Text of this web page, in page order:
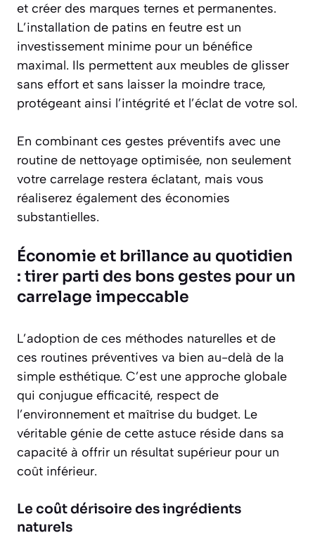
et créer des marques ternes et permanentes.
L’installation de patins en feutre est un
investissement minime pour un bénéfice
maximal. Ils permettent aux meubles de glisser
sans effort et sans laisser la moindre trace,
protégeant ainsi l’intégrité et l’éclat de votre sol.
En combinant ces gestes préventifs avec une
routine de nettoyage optimisée, non seulement
votre carrelage restera éclatant, mais vous
réaliserez également des économies
substantielles.
Économie et brillance au quotidien
: tirer parti des bons gestes pour un
carrelage impeccable
L’adoption de ces méthodes naturelles et de
ces routines préventives va bien au-delà de la
simple esthétique. C’est une approche globale
qui conjugue efficacité, respect de
l’environnement et maîtrise du budget. Le
véritable génie de cette astuce réside dans sa
capacité à offrir un résultat supérieur pour un
coût inférieur.
Le coût dérisoire des ingrédients
naturels